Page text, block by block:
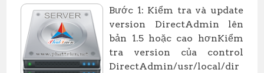
Bước 1: Kiểm tra và update
version DirectAdmin lên
bản 1.5 hoặc cao hơnKiểm
tra version của control
DirectAdmin/usr/local/dir